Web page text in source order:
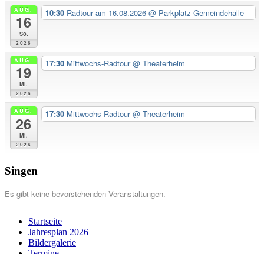
AUG.
16
So.
2026
10:30 Radtour am 16.08.2026 @ Parkplatz Gemeindehalle
AUG.
19
Mi.
2026
17:30 Mittwochs-Radtour@ Theaterheim
AUG.
26
Mi.
2026
17:30 Mittwochs-Radtour@ Theaterheim
Singen
Es gibt keine bevorstehenden Veranstaltungen.
Startseite
Jahresplan 2026
Bildergalerie